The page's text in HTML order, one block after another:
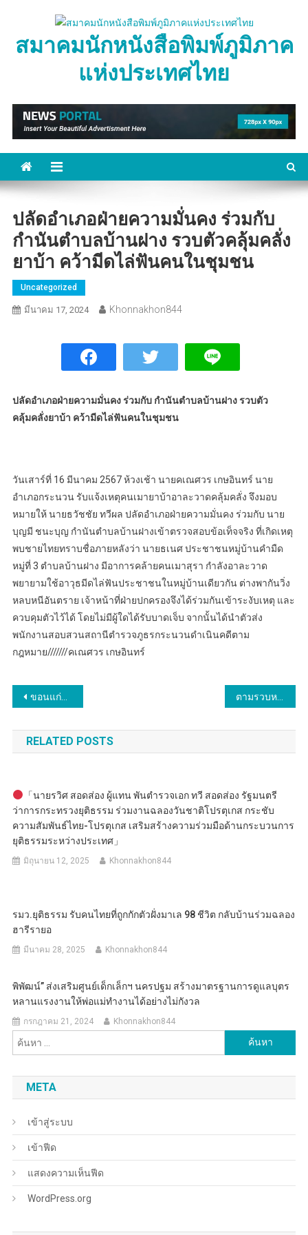
contentสมาคมนักหนังสือพิมพ์ภูมิภาค
แห่งประเทศไทย
ปลัดอำเภอฝ่ายความมั่นคง ร่วมกับ
กำนันตำบลบ้านฝาง รวบตัวคลุ้มคลั่ง
ยาบ้า คว้ามีดไล่ฟันคนในชุมชน
Uncategorized
มีนาคม 17, 2024 Khonnakhon844
ปลัดอำเภอฝ่ายความมั่นคง ร่วมกับ กำนันตำบลบ้านฝาง รวบตัว
คลุ้มคลั่งยาบ้า คว้ามีดไล่ฟันคนในชุมชน
วันเสาร์ที่ 16 มีนาคม 2567 ห้วงเช้า นายคเณศวร เกษอินทร์ นาย
อำเภอกระนวน รับแจ้งเหตุคนเมายาบ้าอาละวาดคลุ้มคลั่ง จึงมอบ
หมายให้ นายธวัชชัย ทวีผล ปลัดอำเภอฝ่ายความมั่นคง ร่วมกับ นาย
บุญมี ชนะบุญ กำนันตำบลบ้านฝางเข้าตรวจสอบข้อเท็จจริง ที่เกิดเหตุ
พบชายไทยทราบชื่อภายหลังว่า นายธเนศ ประชาชนหมู่บ้านคำมืด
หมู่ที่ 3 ตำบลบ้านฝาง มีอาการคล้ายคนเมาสุรา กำลังอาละวาด
พยายามใช้อาวุธมีดไล่ฟันประชาชนในหมู่บ้านเดียวกัน ต่างพากันวิ่ง
หลบหนีอันตราย เจ้าหน้าที่ฝ่ายปกครองจึงได้ร่วมกันเข้าระงับเหตุ และ
ควบคุมตัวไว้ได้ โดยไม่มีผู้ใดได้รับบาดเจ็บ จากนั้นได้นำตัวส่ง
พนักงานสอบสวนสถานีตำรวจภูธรกระนวนดำเนินคดีตาม
กฎหมาย///////คเณศวร เกษอินทร์
แนะแนว
เรื่อง
ขอนแก่น…นายอำเภอกระนวน เยี่ยมการจัดกิจกรรมส่งเสริมศักยภาพของครอบครัวเพื่อเรียนรู้การดำเนินชีวิตร่วมกับผู้บำบัดยาเสพติด
RELATED POSTS
「นายรวิศ สอดส่อง ผู้แทน พันตำรวจเอก ทวี สอดส่อง รัฐมนตรี
ว่าการกระทรวงยุติธรรม ร่วมงานฉลองวันชาติโปรตุเกส กระชับ
ความสัมพันธ์ไทย-โปรตุเกส เสริมสร้างความร่วมมือด้านกระบวนการ
ยุติธรรมระหว่างประเทศ」
มิถุนายน 12, 2025 Khonnakhon844
รมว.ยุติธรรม รับคนไทยที่ถูกกักตัวฝั่งมาเล 98 ชีวิต กลับบ้านร่วมฉลอง
ฮารีรายอ
มีนาคม 28, 2025 Khonnakhon844
พิพัฒน์” ส่งเสริมศูนย์เด็กเล็กฯ นครปฐม สร้างมาตรฐานการดูแลบุตร
หลานแรงงานให้พ่อแม่ทำงานได้อย่างไม่กังวล
กรกฎาคม 21, 2024 Khonnakhon844
สำหรับ:
META
เข้าสู่ระบบ
เข้าฟีด
แสดงความเห็นฟีด
WordPress.org